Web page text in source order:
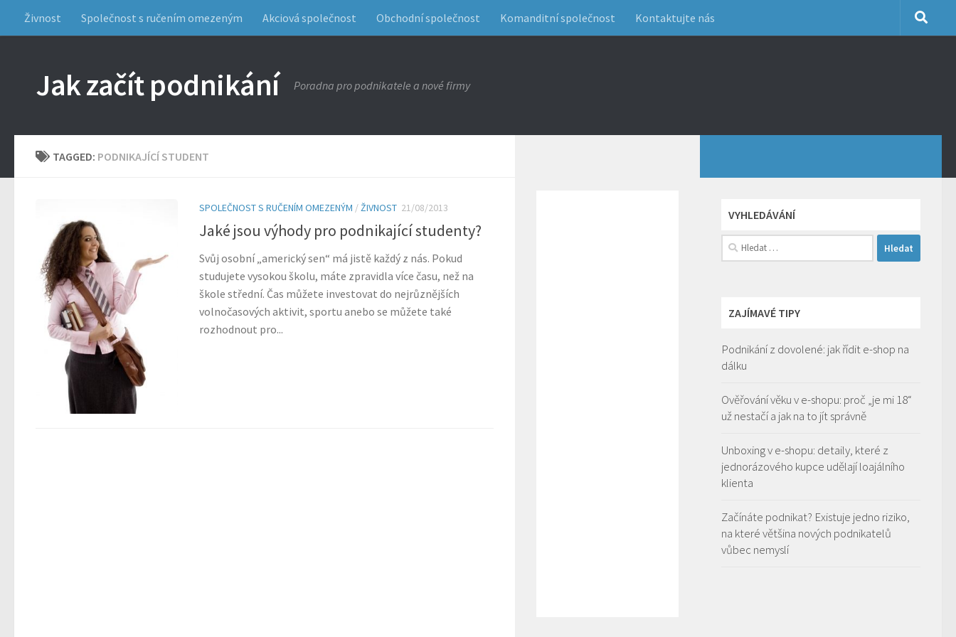
Živnost Společnost s ručením omezeným Akciová společnost Obchodní společnost Komanditní společnost Kontaktujte nás
Jak začít podnikání Poradna pro podnikatele a nové firmy
TAGGED: PODNIKAJÍCÍ STUDENT
SPOLEČNOST S RUČENÍM OMEZENÝM /ŽIVNOST 21/08/2013
Jaké jsou výhody pro podnikající studenty?
Svůj osobní „americký sen“ má jistě každý z nás. Pokud
studujete vysokou školu, máte zpravidla více času, než na
škole střední. Čas můžete investovat do nejrůznějších
volnočasových aktivit, sportu anebo se můžete také
rozhodnout pro...
VYHLEDÁVÁNÍ
Vyhledávání
ZAJÍMAVÉ TIPY
Podnikání z dovolené: jak řídit e-shop na
dálku
Ověřování věku v e-shopu: proč „je mi 18“
už nestačí a jak na to jít správně
Unboxing v e-shopu: detaily, které z
jednorázového kupce udělají loajálního
klienta
Začínáte podnikat? Existuje jedno riziko,
na které většina nových podnikatelů
vůbec nemyslí